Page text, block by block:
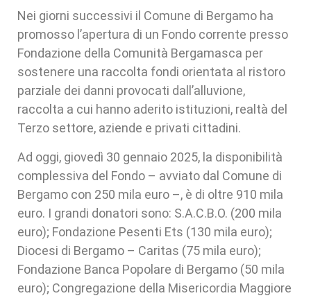
Nei giorni successivi il Comune di Bergamo ha
promosso l’apertura di un Fondo corrente presso
Fondazione della Comunità Bergamasca per
sostenere una raccolta fondi orientata al ristoro
parziale dei danni provocati dall’alluvione,
raccolta a cui hanno aderito istituzioni, realtà del
Terzo settore, aziende e privati cittadini.
Ad oggi, giovedì 30 gennaio 2025, la disponibilità
complessiva del Fondo – avviato dal Comune di
Bergamo con 250 mila euro –, è di oltre 910 mila
euro. I grandi donatori sono: S.A.C.B.O. (200 mila
euro); Fondazione Pesenti Ets (130 mila euro);
Diocesi di Bergamo – Caritas (75 mila euro);
Fondazione Banca Popolare di Bergamo (50 mila
euro); Congregazione della Misericordia Maggiore